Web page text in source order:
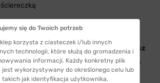
sklepie internetowym okulary
Ray-Ban® 3025 112/17 62 Aviator masz
Jeżeli po otrzymaniu przesyłki okaże
Twoich oczekiwań – możesz go
się do Twoich potrzeb
korzysta z ciasteczek i/lub innych
technologii, które służą do gromadzenia i
informacji. Każdy konkretny plik
jest wykorzystywany do określonego celu lub
takich jak identyfikacja użytkownika,